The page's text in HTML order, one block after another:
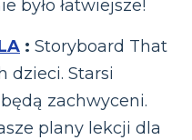
było łatwiejsze!
: Storyboard That
dzieci. Starsi
zachwyceni.
plany lekcji dla